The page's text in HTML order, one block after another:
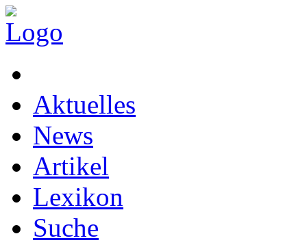
Aktuelles
News
Artikel
Lexikon
Suche